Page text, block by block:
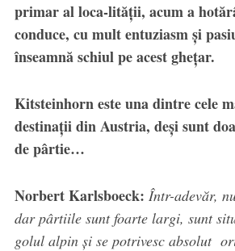
primar al loca-lității, acum a
conduce, cu mult entuziasm și
înseamnă schiul pe acest ghețar.
Kitsteinhorn este una dintre cele
destinații din Austria, deși sunt
de pârtie…
Norbert Karlsboeck: Într-adevăr,
dar pârtiile sunt foarte largi, sunt
golul alpin și se potrivesc absolut